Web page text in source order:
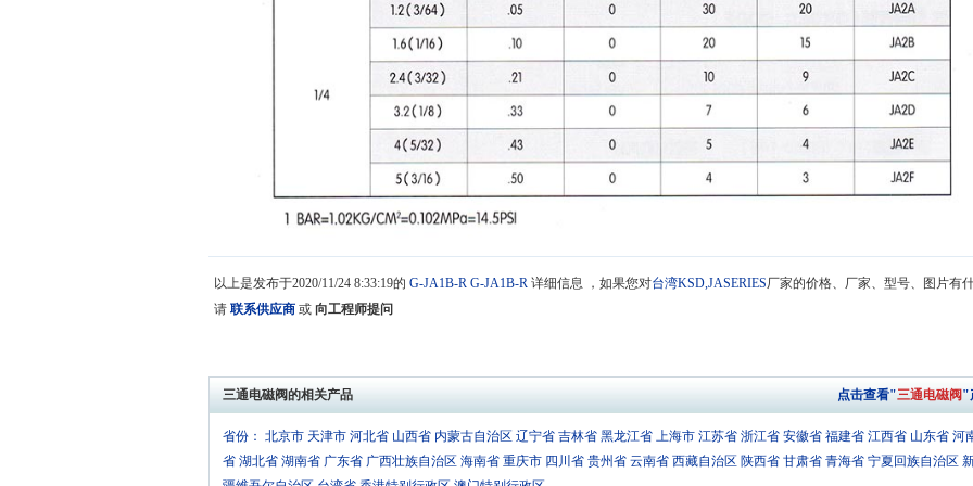
以上是发布于2020/11/24 8:33:19的 G-JA1B-R G-JA1B-R 详细信息 ，如果您对台湾KSD,JASERIES厂家的价格、厂家、型号、图片有
请 联系供应商 或 向工程师提问
三通电磁阀的相关产品 点击查看"三通电磁阀 "
省份： 北京市 天津市 河北省 山西省 内蒙古自治区 辽宁省 吉林省 黑龙江省 上海市 江苏省 浙江省 安徽省 福建省 江西省 山东省 河
省 湖北省 湖南省 广东省 广西壮族自治区 海南省 重庆市 四川省 贵州省 云南省 西藏自治区 陕西省 甘肃省 青海省 宁夏回族自治区